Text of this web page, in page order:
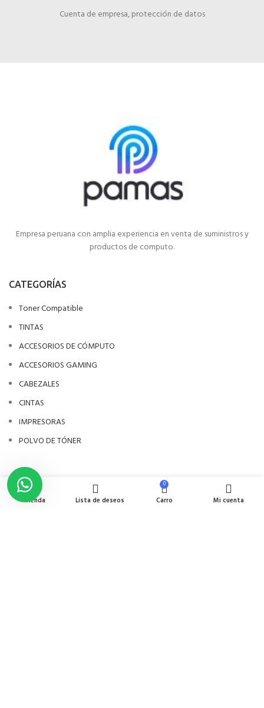
Cuenta de empresa, protección de datos
Empresa peruana con amplia experiencia en venta de suministros y
productos de computo.
CATEGORÍAS
Toner Compatible
TINTAS
ACCESORIOS DE CÓMPUTO
ACCESORIOS GAMING
CABEZALES
CINTAS
IMPRESORAS
POLVO DE TÓNER
INFORMACIÓN
Tienda Lista de deseos
0
Carro Mi cuenta